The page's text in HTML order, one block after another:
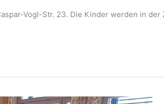
Vogl-Str. 23. Die Kinder werden in